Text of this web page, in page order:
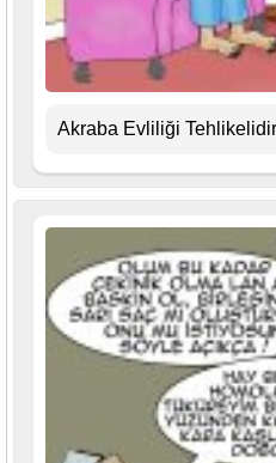
Akraba Evliliği Tehlikelidir